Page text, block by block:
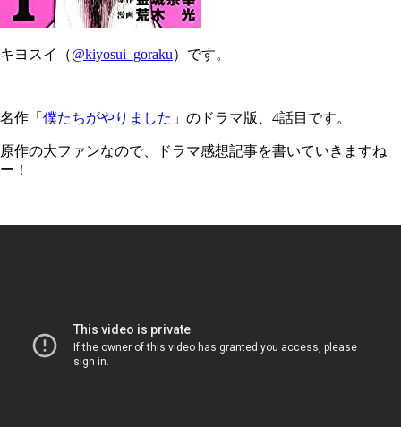
キヨスイ（@kiyosui_goraku）です。
名作「 僕たちがやりました 」のドラマ版、4話目です。
原作の大ファンなので、ドラマ感想記事を書いていきますね
ー！